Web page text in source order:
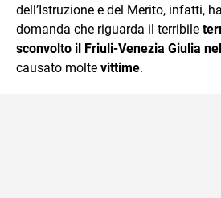
dell’Istruzione e del Merito, infatti,
domanda che riguarda il terribile
sconvolto il Friuli-Venezia Giulia
causato molte vittime.